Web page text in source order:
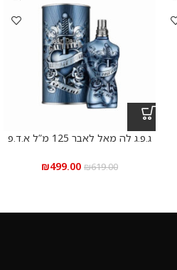
ג.פ.ג לה מאל לאבר 125 מ”ל א.ד.פ
₪619.00
₪499.00